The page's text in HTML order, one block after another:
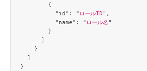
        {
          "id": "
ロールID",
          "name": "
ロール名"
        }
      ]
    }
  ]